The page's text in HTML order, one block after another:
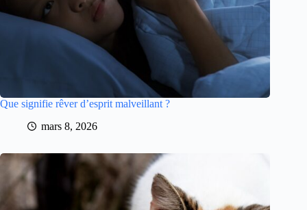
Que signifie rêver d’esprit malveillant ?
mars 8, 2026